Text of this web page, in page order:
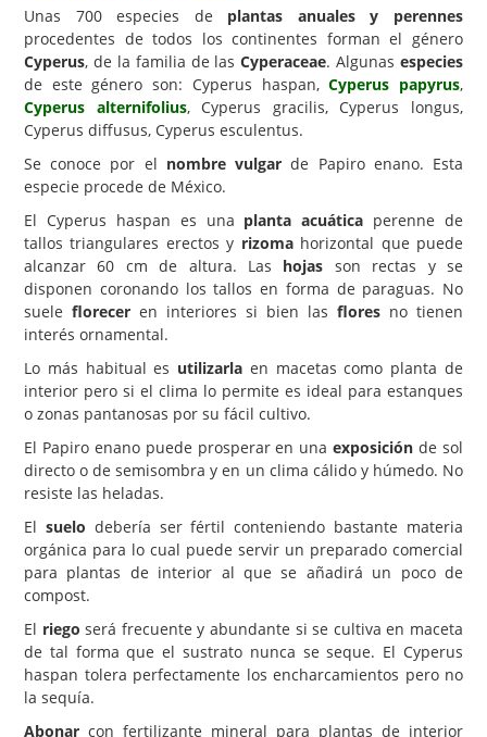
Enfermedades
Animales
Hongos
Carencias
Fotos
Flores y Plantas
Árboles y Palmeras
Arbustos y Trepadoras
Cactus y Suculentas
Unas 700 especies de plantas anuales y perennes
procedentes de todos los continentes forman el género
Cyperus, de la familia de lasCyperaceae. Algunas especies
de este género son: Cyperus haspan,Cyperus papyrus,
Cyperus alternifolius, Cyperus gracilis, Cyperus longus,
Cyperus diffusus, Cyperus esculentus.
Se conoce por el nombre vulgar de Papiro enano. Esta
especie procede de México.
El Cyperus haspan es una planta acuática perenne de
tallos triangulares erectos y rizomahorizontal que puede
alcanzar 60 cm de altura. Las hojas son rectas y se
disponen coronando los tallos en forma de paraguas. No
suele florecer en interiores si bien las flores no tienen
interés ornamental.
Lo más habitual es utilizarla en macetas como planta de
interior pero si el clima lo permite es ideal para estanques
o zonas pantanosas por su fácil cultivo.
El Papiro enano puede prosperar en unaexposición de sol
directo o de semisombra y en un clima cálido y húmedo. No
resiste las heladas.
El suelo debería ser fértil conteniendo bastante materia
orgánica para lo cual puede servir un preparado comercial
para plantas de interior al que se añadirá un poco de
compost.
El riego será frecuente y abundante si se cultiva en maceta
de tal forma que el sustrato nunca se seque. El Cyperus
haspan tolera perfectamente los encharcamientos pero no
la sequía.
Abonar con fertilizante mineral para plantas de interior